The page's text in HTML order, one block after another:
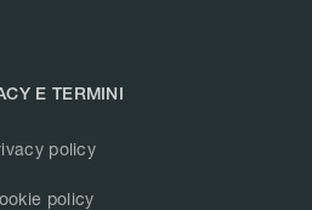
E TERMINI
policy
policy